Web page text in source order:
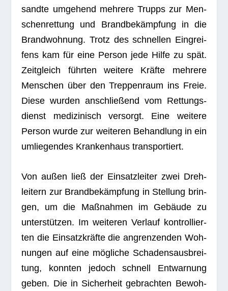
sandte umge­hend meh­rere Trupps zur Men­
schen­ret­tung und Brand­be­kämp­fung in die
Brand­woh­nung. Trotz des schnel­len Ein­grei­
fens kam für eine Per­son jede Hilfe zu spät.
Zeit­gleich führ­ten wei­tere Kräfte meh­rere
Men­schen über den Trep­pen­raum ins Freie.
Diese wur­den anschlie­ßend vom Ret­tungs­
dienst medi­zi­nisch ver­sorgt. Eine wei­tere
Per­son wurde zur wei­te­ren Behand­lung in ein
umlie­gen­des Kran­ken­haus transportiert.
Von außen ließ der Ein­satz­lei­ter zwei Dreh­
lei­tern zur Brand­be­kämp­fung in Stel­lung brin­
gen, um die Maß­nah­men im Gebäude zu
unter­stüt­zen. Im wei­te­ren Ver­lauf kon­trol­lier­
ten die Ein­satz­kräfte die angren­zen­den Woh­
nun­gen auf eine mög­li­che Scha­dens­aus­brei­
tung, konn­ten jedoch schnell Ent­war­nung
geben. Die in Sicher­heit gebrach­ten Bewoh­